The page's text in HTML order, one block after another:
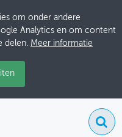
om onder andere
Analytics en om content
delen. Meer informatie